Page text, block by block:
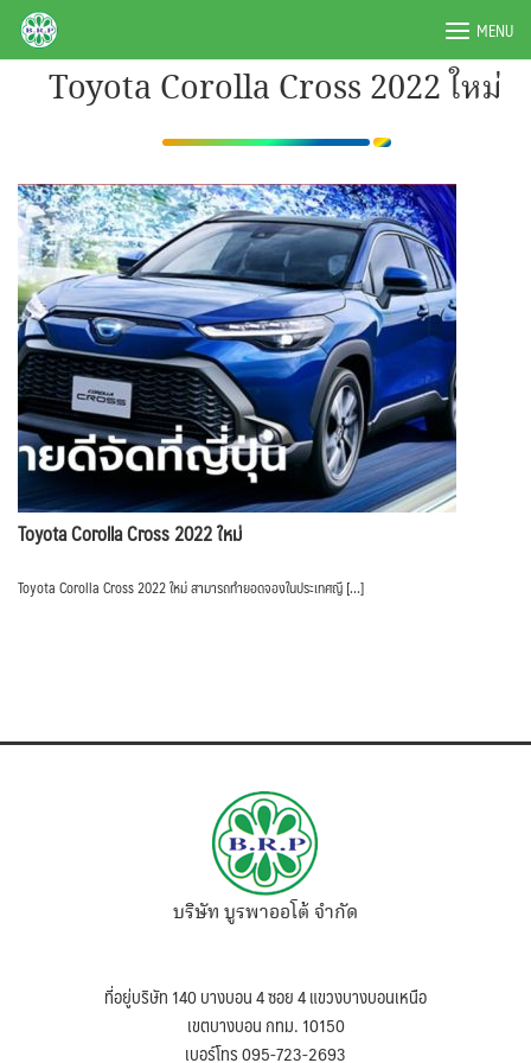
SkipBRPAUTO.COM MENU
Toyota Corolla Cross 2022 ใหม่
Toyota Corolla Cross 2022 ใหม่
Toyota Corolla Cross 2022 ใหม่ สามารถทำยอดจองในประเทศญี […]
บริษัท บูรพาออโต้ จำกัด
ที่อยู่บริษัท 140 บางบอน 4 ซอย 4 แขวงบางบอนเหนือ
เขตบางบอน กทม. 10150
เบอร์โทร 095-723-2693